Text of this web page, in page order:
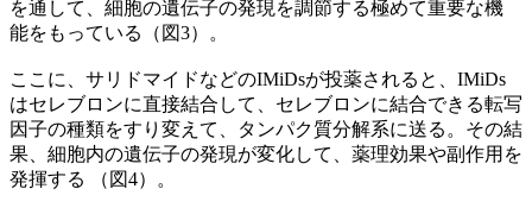
を通して、細胞の遺伝子の発現を調節する極めて重要な機
能をもっている（図3）。
ここに、サリドマイドなどのIMiDsが投薬されると、IMiDs
はセレブロンに直接結合して、セレブロンに結合できる転写
因子の種類をすり変えて、タンパク質分解系に送る。その結
果、細胞内の遺伝子の発現が変化して、薬理効果や副作用を
発揮する （図4）。